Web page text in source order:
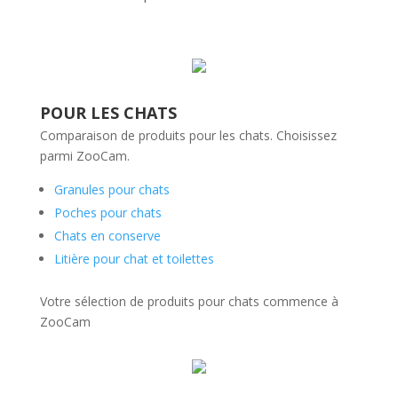
POUR LES CHATS
Comparaison de produits pour les chats. Choisissez
parmi ZooCam.
Granules pour chats
Poches pour chats
Chats en conserve
Litière pour chat et toilettes
Votre sélection de produits pour chats commence à
ZooCam